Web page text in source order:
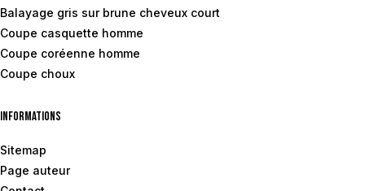
Balayage gris sur brune cheveux court
Coupe casquette homme
Coupe coréenne homme
Coupe choux
Informations
Sitemap
Page auteur